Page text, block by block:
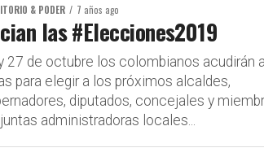
& PODER 7 años ago
las #Elecciones2019
27 de octubre los colombianos acudirán
para elegir a los próximos alcaldes,
diputados, concejales y
juntas administradoras locales...